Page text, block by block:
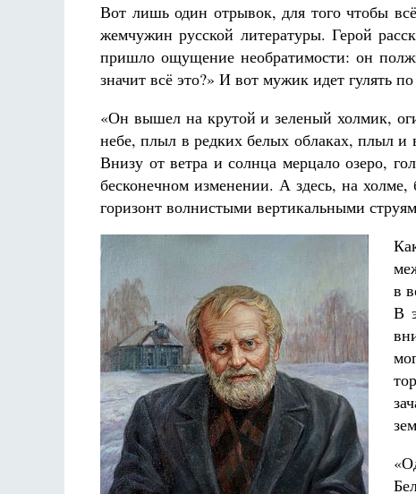
Вот лишь один отрывок, для того чтобы
жемчужин русской литературы. Герой
пришло ощущение необратимости: он
значит всё это?» И вот мужик идет гулять
«Он вышел на крутой и зеленый холмик,
небе, плыл в редких белых облаках, плыл
Внизу от ветра и солнца мерцало озеро,
бесконечном изменении. А здесь, на
горизонт волнистыми вертикальными
в
В